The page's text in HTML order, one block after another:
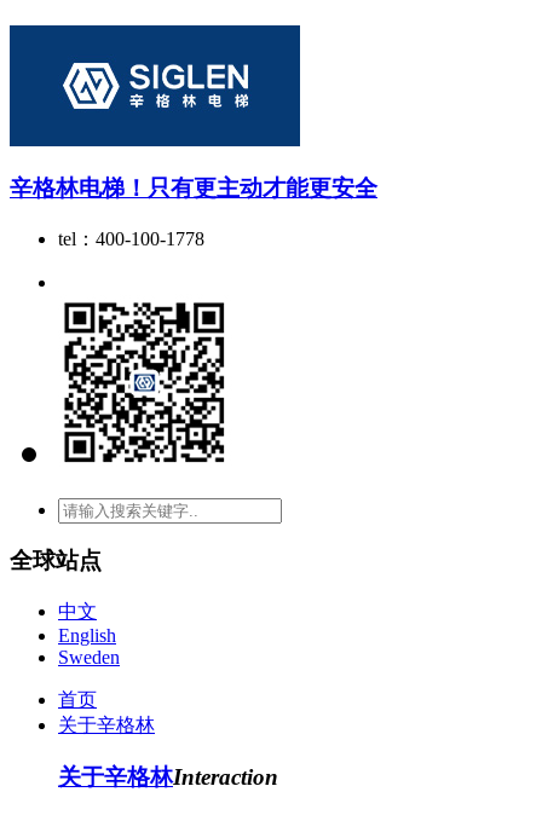
辛格林电梯！只有更主动才能更安全
tel：400-100-1778
全球站点
中文
English
Sweden
首页
关于辛格林
关于辛格林Interaction